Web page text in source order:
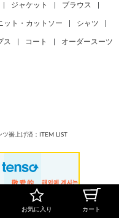
ジャケット ブラウス
ット・カットソー シャツ
ス コート オーダースーツ
ツ裾上げ済：ITEM LIST
お気に入り カート